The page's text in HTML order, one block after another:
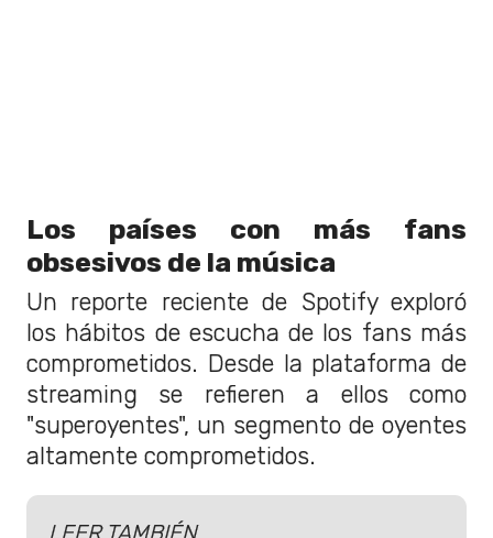
Los países con más fans
obsesivos de la música
Un reporte reciente de Spotify exploró
los hábitos de escucha de los fans más
comprometidos. Desde la plataforma de
streaming se refieren a ellos como
"superoyentes", un segmento de oyentes
altamente comprometidos.